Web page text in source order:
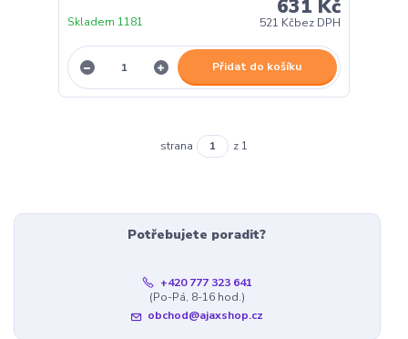
631 Kč
521 Kčbez DPH
Skladem 1181
Přidat do košíku
strana z 1
Potřebujete poradit?
+420 777 323 641
(Po-Pá, 8-16 hod.)
obchod@ajaxshop.cz